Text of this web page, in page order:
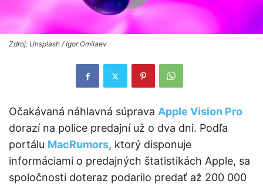
Zdroj: Unsplash / Igor Omilaev
Očakávaná náhlavná súprava Apple Vision Pro
dorazí na police predajní už o dva dni. Podľa
portálu MacRumors, ktorý disponuje
informáciami o predajných štatistikách Apple, sa
spoločnosti doteraz podarilo predať až 200 000